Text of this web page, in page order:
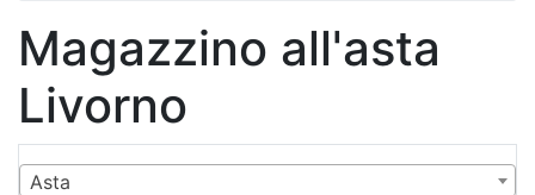
Magazzino all'asta
Livorno
Asta